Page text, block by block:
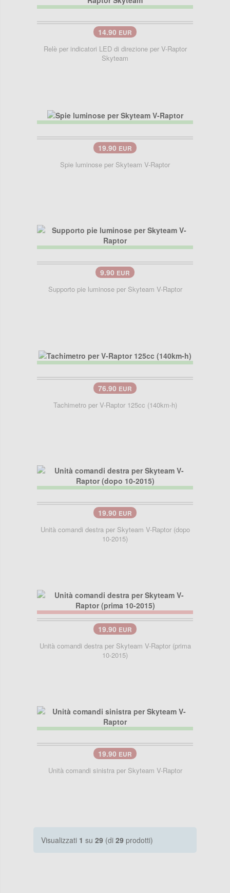
14.90 EUR
Relè per indicatori LED di direzione per V-Raptor
Skyteam
19.90 EUR
Spie luminose per Skyteam V-Raptor
9.90 EUR
Supporto pie luminose per Skyteam V-Raptor
76.90 EUR
Tachimetro per V-Raptor 125cc (140km-h)
19.90 EUR
Unità comandi destra per Skyteam V-Raptor (dopo
10-2015)
19.90 EUR
Unità comandi destra per Skyteam V-Raptor (prima
10-2015)
19.90 EUR
Unità comandi sinistra per Skyteam V-Raptor
Visualizzati 1 su 29 (di 29 prodotti)